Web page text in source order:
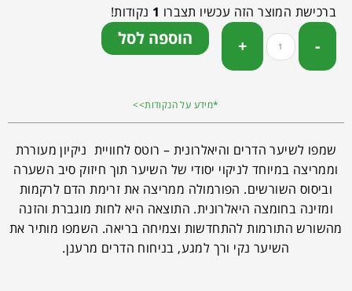
ברכישת המוצר הזה עכשיו תצברו 1 נקודות!
הוספה לסל
*מידע על הנקודות>>
שמפו לשיער הדרים והיאלרונית – רוטס לחוויית ניקיון מעוררת
וממריצה במיוחד לניקוי יסודי של השיער תוך חיזוק סיב השערה
וביסוס השורשים. הפורמולה ממריצה את זרימת הדם לרקמות
ומזינה בחומצה היאלרונית. התוצאה היא לחות מוגברת והזנה
מהשורש התורמות להתחדשות וצמיחה בריאה. השמפו מותיר את
השיער נקי ורך למגע, בניחוח הדרים מרענן.